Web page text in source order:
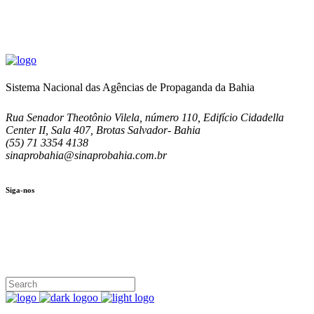
Sistema Nacional das Agências de Propaganda da Bahia
Rua Senador Theotônio Vilela, número 110, Edifício Cidadella
Center II, Sala 407, Brotas Salvador- Bahia
(55) 71 3354 4138
sinaprobahia@sinaprobahia.com.br
Siga-nos